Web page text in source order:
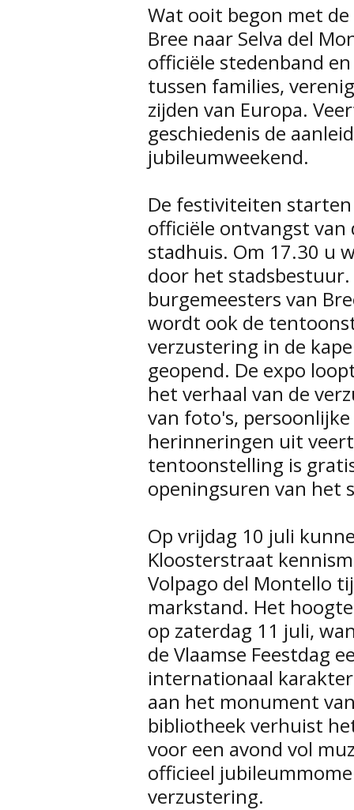
Wat ooit begon met
Bree naar Selva del
officiële stedenband
tussen families,
zijden van Europa.
geschiedenis de
jubileumweekend.
De festiviteiten
officiële ontvangst van
stadhuis. Om 17.30 u
door het
burgemeesters van
wordt ook de
verzustering in de
geopend. De expo
het verhaal van de
van foto's,
herinneringen uit
tentoonstelling is
openingsuren van het
Op vrijdag 10 juli
Kloosterstraat
Volpago del Montello
markstand. Het
op zaterdag 11 juli,
de Vlaamse Feestdag
internationaal
aan het monument
bibliotheek verhuist
voor een avond vol
officieel
verzustering.